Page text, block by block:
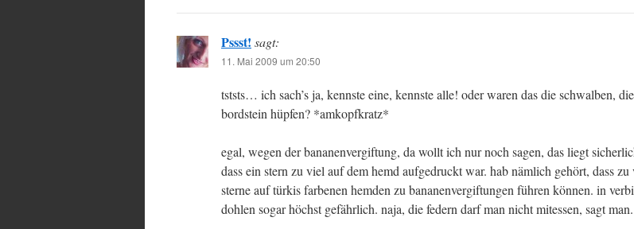
Pssst! sagt:
11. Mai 2009 um 20:50
tststs… ich sach’s ja, kennste eine, kennste alle! oder waren das die schwalben,
bordstein hüpfen? *amkopfkratz*
egal, wegen der bananenvergiftung, da wollt ich nur noch sagen, das liegt
dass ein stern zu viel auf dem hemd aufgedruckt war. hab nämlich gehört, dass zu
sterne auf türkis farbenen hemden zu bananenvergiftungen führen können. in
dohlen sogar höchst gefährlich. naja, die federn darf man nicht mitessen, sagt man.